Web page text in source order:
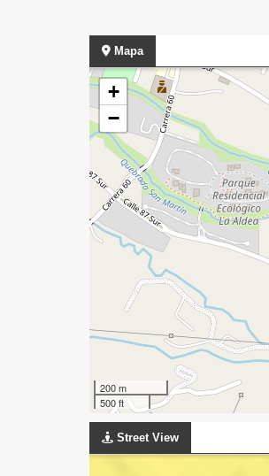
Mapa
+
−
200 m
500 ft
Street View